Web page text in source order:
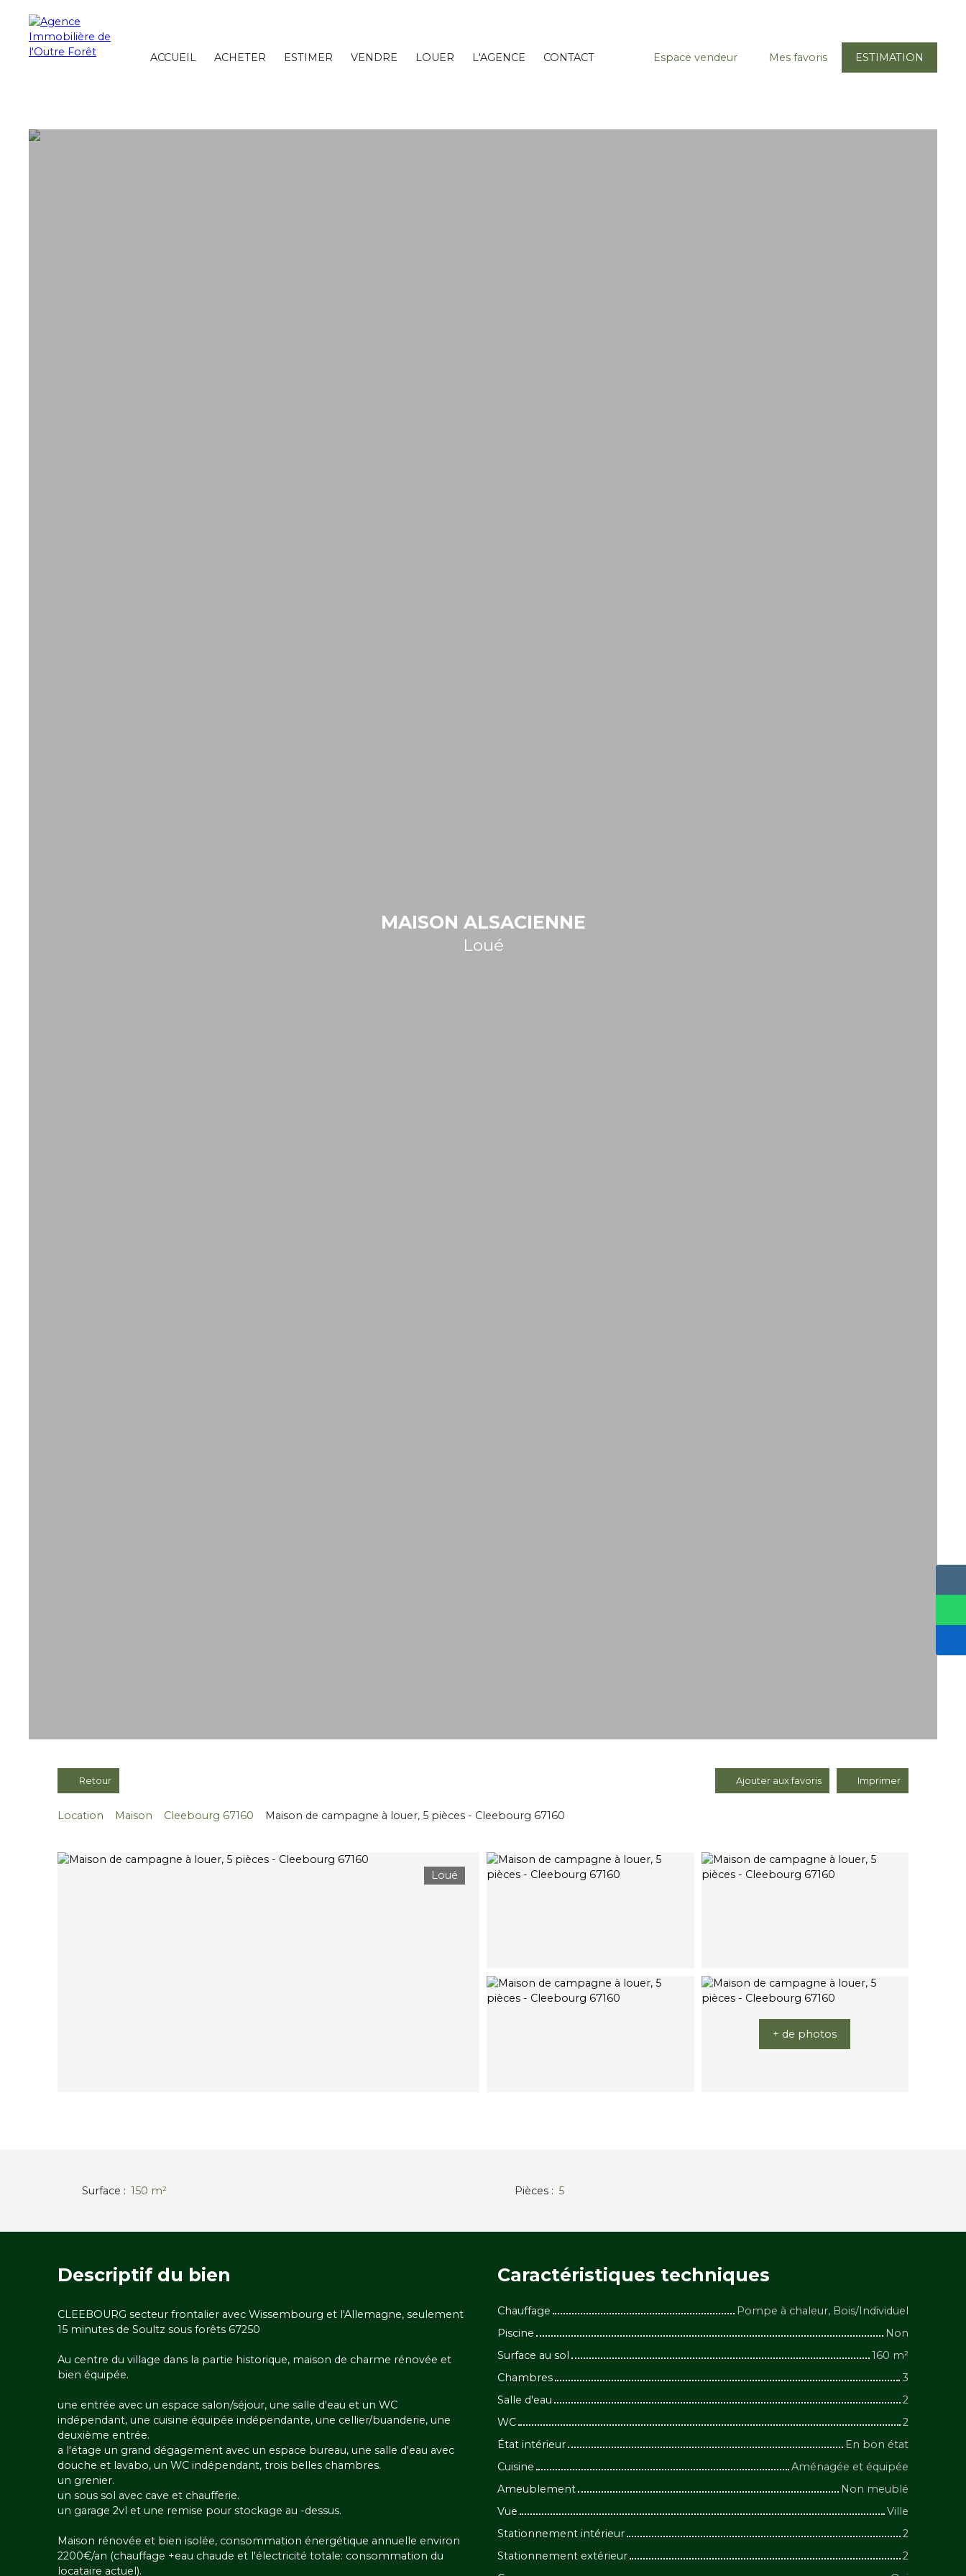
ACCUEIL ACHETER ESTIMER VENDRE LOUER L'AGENCE CONTACT Espace vendeur Mes favoris ESTIMATION
MAISON ALSACIENNE
Loué
Retour Ajouter aux favoris Imprimer
Location Maison Cleebourg 67160 Maison de campagne à louer, 5 pièces - Cleebourg 67160
Loué
+ de photos
Surface : 150 m² Pièces : 5
Descriptif du bien
CLEEBOURG secteur frontalier avec Wissembourg et l'Allemagne, seulement
15 minutes de Soultz sous forêts 67250
Au centre du village dans la partie historique, maison de charme rénovée et
bien équipée.
une entrée avec un espace salon/séjour, une salle d'eau et un WC
indépendant, une cuisine équipée indépendante, une cellier/buanderie, une
deuxième entrée.
a l'étage un grand dégagement avec un espace bureau, une salle d'eau avec
douche et lavabo, un WC indépendant, trois belles chambres.
un grenier.
un sous sol avec cave et chaufferie.
un garage 2vl et une remise pour stockage au -dessus.
Maison rénovée et bien isolée, consommation énergétique annuelle environ
2200€/an (chauffage +eau chaude et l'électricité totale: consommation du
locataire actuel).
Caractéristiques techniques
Chauffage
Pompe à chaleur, Bois/Individuel
Piscine
Non
Surface au sol
160 m²
Chambres
3
Salle d'eau
2
WC
2
État intérieur
En bon état
Cuisine
Aménagée et équipée
Ameublement
Non meublé
Vue
Ville
Stationnement intérieur
2
Stationnement extérieur
2